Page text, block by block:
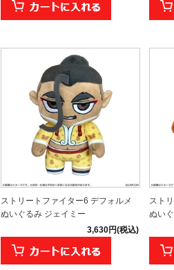
ストリートファイター6 デフォルメ
ぬいぐるみ ジェイミー
3,630円(税込)
スト
ぬい